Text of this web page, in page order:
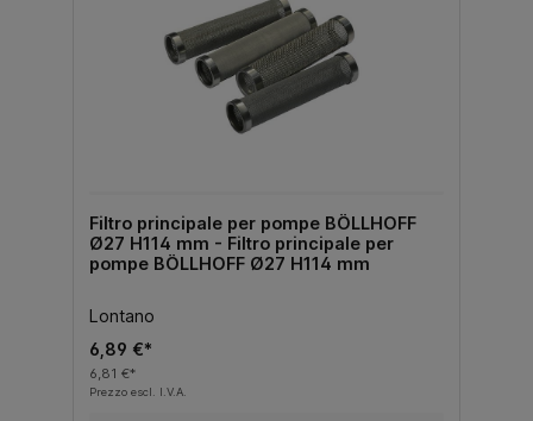
Filtro principale per pompe BÖLLHOFF
Ø27 H114 mm - Filtro principale per
pompe BÖLLHOFF Ø27 H114 mm
Lontano
6,89 €*
6,81 €*
Prezzo escl. I.V.A.